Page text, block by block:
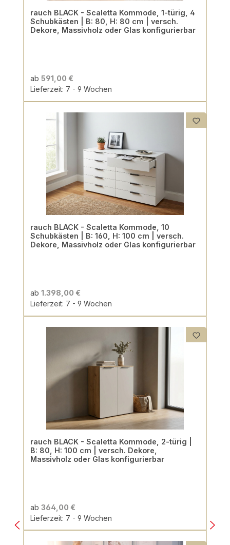
rauch BLACK - Scaletta Kommode, 1-türig, 4
Schubkästen | B: 80, H: 80 cm | versch.
Dekore, Massivholz oder Glas konfigurierbar
ab 591,00 €
Lieferzeit: 7 - 9 Wochen
rauch BLACK - Scaletta Kommode, 10
Schubkästen | B: 160, H: 100 cm | versch.
Dekore, Massivholz oder Glas konfigurierbar
ab 1.398,00 €
Lieferzeit: 7 - 9 Wochen
rauch BLACK - Scaletta Kommode, 2-türig |
B: 80, H: 100 cm | versch. Dekore,
Massivholz oder Glas konfigurierbar
ab 364,00 €
Lieferzeit: 7 - 9 Wochen